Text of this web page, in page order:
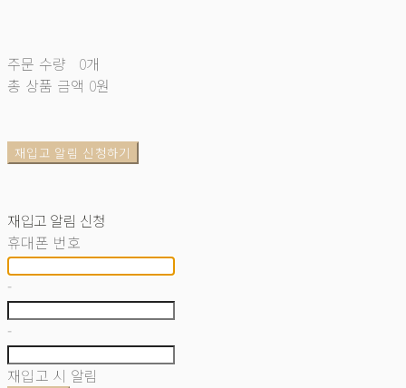
주문 수량
0개
총 상품 금액 0원
재입고 알림 신청하기
재입고 알림 신청
휴대폰 번호
-
-
재입고 시 알림